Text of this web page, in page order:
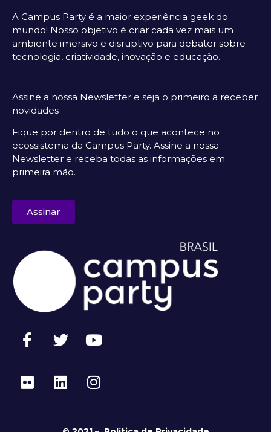
A Campus Party é a maior experiência geek do
mundo! Nosso objetivo é criar cada vez mais um
ambiente imersivo e disruptivo para debater sobre
tecnologia, criatividade, inovação e educação.
Assine a nossa Newsletter e seja o primeiro a receber
novidades
Fique por dentro de tudo o que acontece no
ecossistema da Campus Party. Assine a nossa
Newsletter e receba todas as informações em
primeira mão.
Assinar